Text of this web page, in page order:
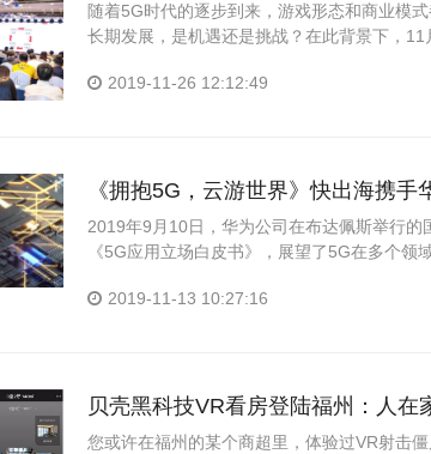
随着5G时代的逐步到来，游戏形态和商业模
长期发展，是机遇还是挑战？在此背景下，
自华...
2019-11-26 12:12:49
《拥抱5G，云游世界》快出海携手
2019年9月10日，华为公司在布达佩斯举行
《5G应用立场白皮书》，展望了5G在多个
2019-11-13 10:27:16
贝壳黑科技VR看房登陆福州：人在
您或许在福州的某个商超里，体验过VR射击